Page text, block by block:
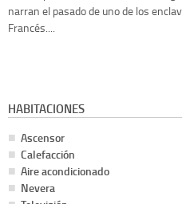
narran el pasado de uno de los
Francés....
HABITACIONES
Ascensor
Calefacción
Aire acondicionado
Nevera